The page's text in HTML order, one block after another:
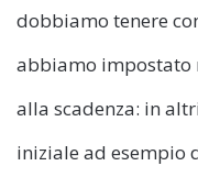
dobbiamo tenere
abbiamo impostato
alla scadenza: in
iniziale ad esempio